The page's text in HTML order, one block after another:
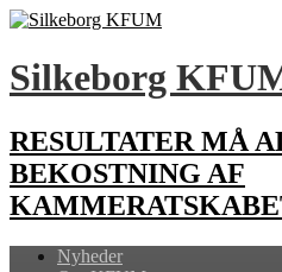
Silkeborg
RESULTATER MÅ
BEKOSTNING AF
Nyheder